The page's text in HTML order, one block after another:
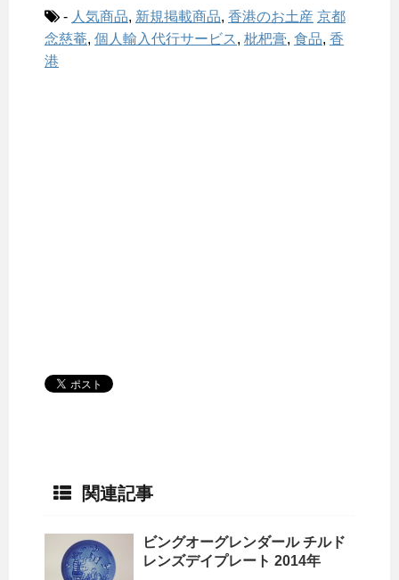
- 人気商品, 新規掲載商品, 香港のお土産 京都
念慈菴, 個人輸入代行サービス , 枇杷膏, 食品, 香
港
関連記事
ビングオーグレンダール チルド
レンズデイプレート 2014年